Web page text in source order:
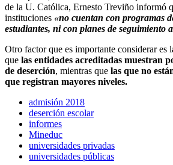
de la U. Católica, Ernesto Treviño informó
instituciones «no cuentan con programas
estudiantes, ni con planes de seguimiento
Otro factor que es importante considerar es
que las entidades acreditadas muestran
de deserción, mientras que las que no
que registran mayores niveles.
admisión 2018
deserción escolar
informes
Mineduc
universidades privadas
universidades públicas